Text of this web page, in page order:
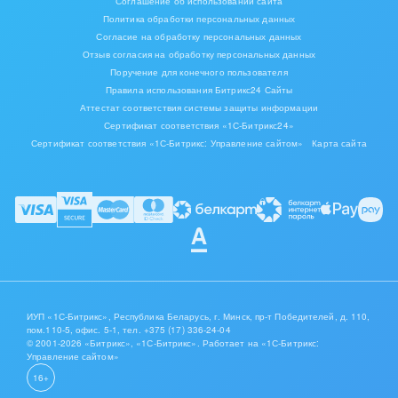
Политика обработки персональных данных
Согласие на обработку персональных данных
Отзыв согласия на обработку персональных данных
Поручение для конечного пользователя
Правила использования Битрикс24 Сайты
Аттестат соответствия системы защиты информации
Сертификат соответствия «1С-Битрикс24»
Сертификат соответствия «1С-Битрикс: Управление сайтом»
Карта сайта
ИУП «1С-Битрикс», Республика Беларусь, г. Минск, пр-т Победителей, д. 110,
пом.110-5, офис. 5-1,тел. +375 (17) 336-24-04
© 2001-2026 «Битрикс», «1С-Битрикс». Работает на «1С-Битрикс:
Управление сайтом»
16+